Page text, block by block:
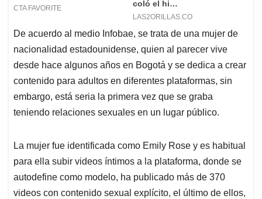
De acuerdo al medio Infobae, se trata de una mujer de
nacionalidad estadounidense, quien al parecer vive
desde hace algunos años en Bogotá y se dedica a crear
contenido para adultos en diferentes plataformas, sin
embargo, está seria la primera vez que se graba
teniendo relaciones sexuales en un lugar público.
La mujer fue identificada como Emily Rose y es habitual
para ella subir videos íntimos a la plataforma, donde se
autodefine como modelo, ha publicado más de 370
videos con contenido sexual explícito, el último de ellos,